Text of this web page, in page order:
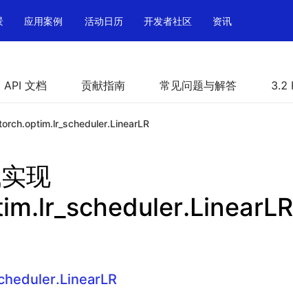
应用案例 活动日历 开发者社区 资讯
API 文档 贡献指南 常见问题与解答 3.2
现